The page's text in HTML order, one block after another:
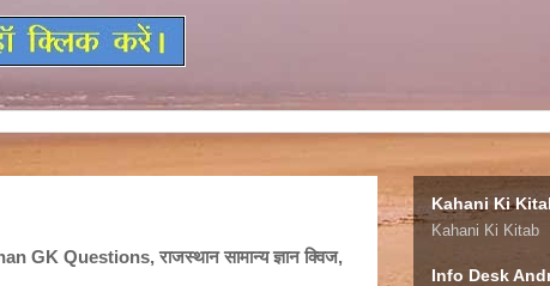
Questions, राजस्थान सामान्य ज्ञान क्विज,
Kahani Ki
Kahani Ki Kitab
Info Desk